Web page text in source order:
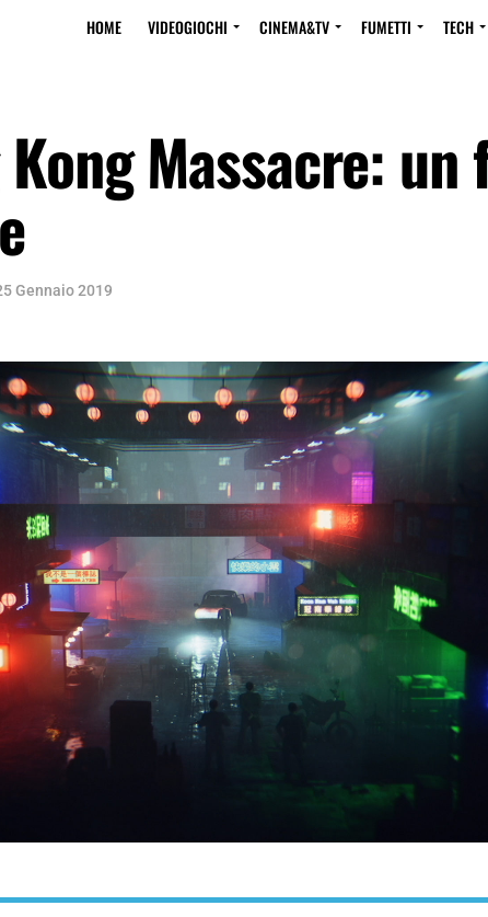
HOME VIDEOGIOCHI CINEMA&TV FUMETTI TECH
Massacre: un
Gennaio 2019